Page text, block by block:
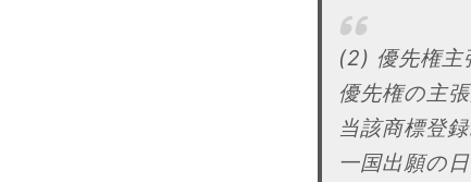
(2) 優先権主
優先権の主
当該商標登
一国出願の